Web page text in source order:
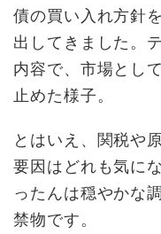
債の買い入れ方針
出してきました。
内容で、市場とし
止めた様子。
とはいえ、関税や
要因はどれも気に
ったんは穏やかな
禁物です。